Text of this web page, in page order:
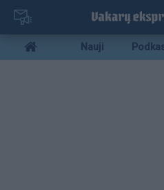
Pereiti
pagrindinį
turinį
Mobile
menu
Nauji